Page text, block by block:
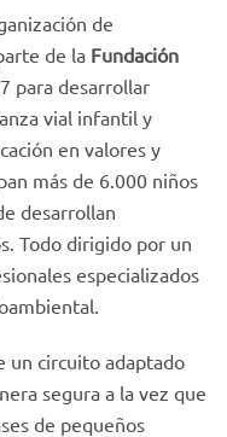
de
de la Fundación
para desarrollar
vial infantil y
en valores y
más de 6.000 niños
desarrollan
Todo dirigido por un
especializados
un circuito adaptado
segura a la vez que
de pequeños